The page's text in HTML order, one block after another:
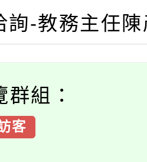
詢-教務主任
組：
客